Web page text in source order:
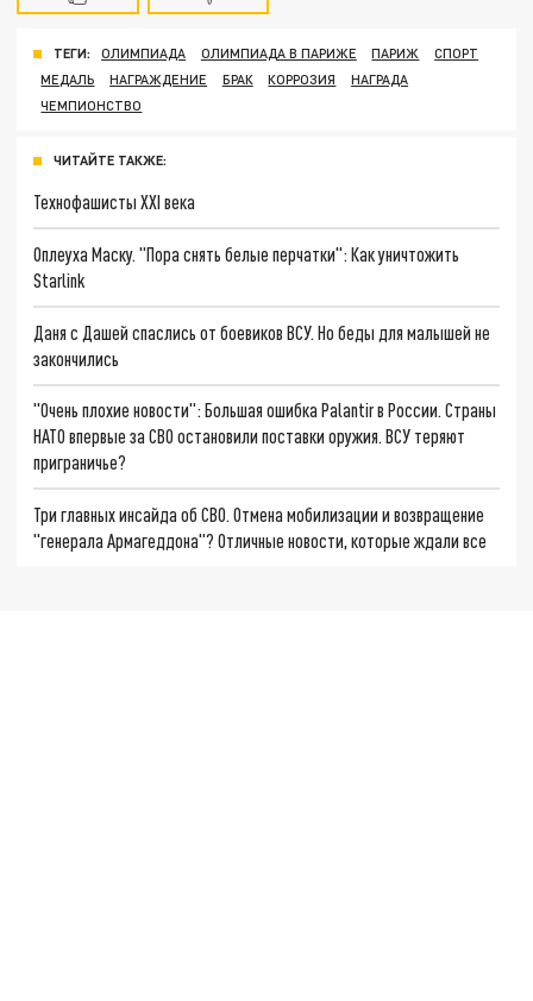
ТЕГИ: ОЛИМПИАДА ОЛИМПИАДА В ПАРИЖЕ ПАРИЖ
СПОРТ
МЕДАЛЬ
НАГРАЖДЕНИЕ БРАК КОРРОЗИЯ
НАГРАДА
ЧЕМПИОНСТВО
ЧИТАЙТЕ ТАКЖЕ:
Технофашисты XXI века
Оплеуха Маску. "Пора снять белые перчатки": Как уничтожить
Starlink
Даня с Дашей спаслись от боевиков ВСУ. Но беды для малышей не
закончились
"Очень плохие новости": Большая ошибка Palantir в России. Страны
НАТО впервые за СВО остановили поставки оружия. ВСУ теряют
приграничье?
Три главных инсайда об СВО. Отмена мобилизации и возвращение
"генерала Армагеддона"? Отличные новости, которые ждали все